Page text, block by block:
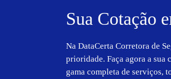
Sua Cotação
Na DataCerta Corretora de
prioridade. Faça agora a sua
gama completa de serviços,